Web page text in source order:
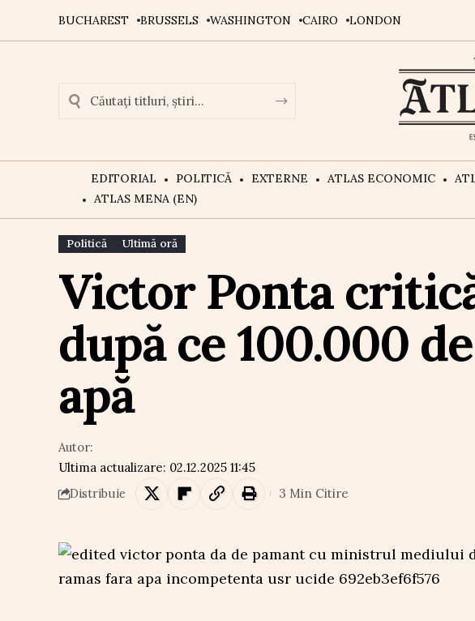
BUCHAREST BRUSSELS WASHINGTON CAIRO LONDON
EDITORIAL POLITICĂ EXTERNE ATLAS ECONOMIC
ATLAS MENA (EN)
Politică Ultimă oră
Victor Ponta
după ce 100.000
apă
Ultima actualizare: 02.12.2025 11:45
Autor:
Distribuie 3 Min Citire